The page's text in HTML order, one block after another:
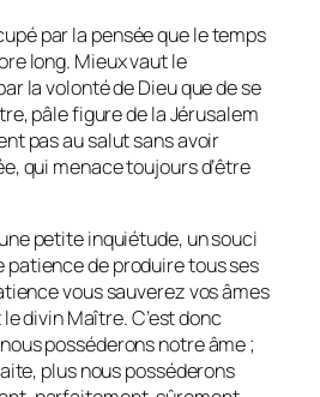
par la pensée que le temps
long. Mieux vaut le
la volonté de Dieu que de se
pâle figure de la Jérusalem
pas au salut sans avoir
qui menace toujours d’être
petite inquiétude, un souci
de produire tous ses
vous sauverez vos âmes
le divin Maître. C’est donc
posséderons notre âme ;
plus nous posséderons